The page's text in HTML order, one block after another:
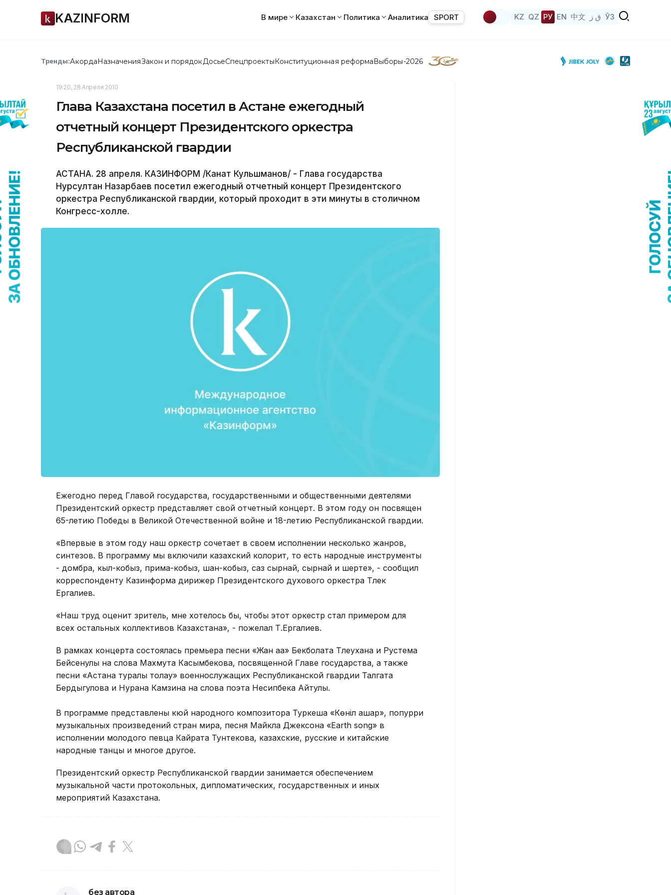
KAZINFORM В мире Казахстан Политика Аналитика SPORT KZ QZ РУ EN 中文 ق ز ЎЗ
Тренды:АкордаНазначенияЗакон и порядок ДосьеСпецпроектыКонституционная реформаВыборы-2026
19:20, 28 Апреля 2010
Глава Казахстана посетил в Астане ежегодный
отчетный концерт Президентского оркестра
Республиканской гвардии
АСТАНА. 28 апреля. КАЗИНФОРМ /Канат Кульшманов/ - Глава государства
Нурсултан Назарбаев посетил ежегодный отчетный концерт Президентского
оркестра Республиканской гвардии, который проходит в эти минуты в столичном
Конгресс-холле.
Ежегодно перед Главой государства, государственными и общественными деятелями
Президентский оркестр представляет свой отчетный концерт. В этом году он посвящен
65-летию Победы в Великой Отечественной войне и 18-летию Республиканской гвардии.
«Впервые в этом году наш оркестр сочетает в своем исполнении несколько жанров,
синтезов. В программу мы включили казахский колорит, то есть народные инструменты
- домбра, кыл-кобыз, прима-кобыз, шан-кобыз, саз сырнай, сырнай и шерте», - сообщил
корреспонденту Казинформа дирижер Президентского духового оркестра Тлек
Ергалиев.
«Наш труд оценит зритель, мне хотелось бы, чтобы этот оркестр стал примером для
всех остальных коллективов Казахстана», - пожелал Т.Ергалиев.
В рамках концерта состоялась премьера песни «Жан аға» Бекболата Тлеухана и Рустема
Бейсенулы на слова Махмута Касымбекова, посвященной Главе государства, а также
песни «Астана туралы толғау» военнослужащих Республиканской гвардии Талгата
Бердыгулова и Нурана Камзина на слова поэта Несипбека Айтулы.
В программе представлены кюй народного композитора Туркеша «Көніл ашар», попурри
музыкальных произведений стран мира, песня Майкла Джексона «Earth song» в
исполнении молодого певца Кайрата Тунтекова, казахские, русские и китайские
народные танцы и многое другое.
Президентский оркестр Республиканской гвардии занимается обеспечением
музыкальной части протокольных, дипломатических, государственных и иных
мероприятий Казахстана.
без автора